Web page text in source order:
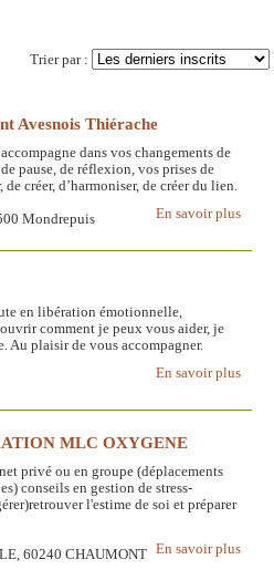
Trier par :
Avesnois Thiérache
dans vos changements de
pause, de réflexion, vos prises de
créer, d’harmoniser, de créer du lien.
En savoir plus
Mondrepuis
en libération émotionnelle,
comment je peux vous aider, je
Au plaisir de vous accompagner.
En savoir plus
MLC OXYGENE
privé ou en groupe (déplacements
conseils en gestion de stress-
l'estime de soi et préparer
En savoir plus
60240 CHAUMONT